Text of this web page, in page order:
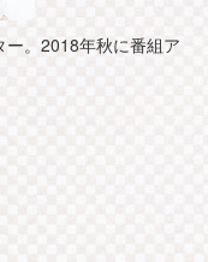
。2018年秋に番組ア